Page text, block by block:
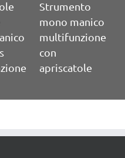
Strumento
mono manico
multifunzione
con
apriscatole